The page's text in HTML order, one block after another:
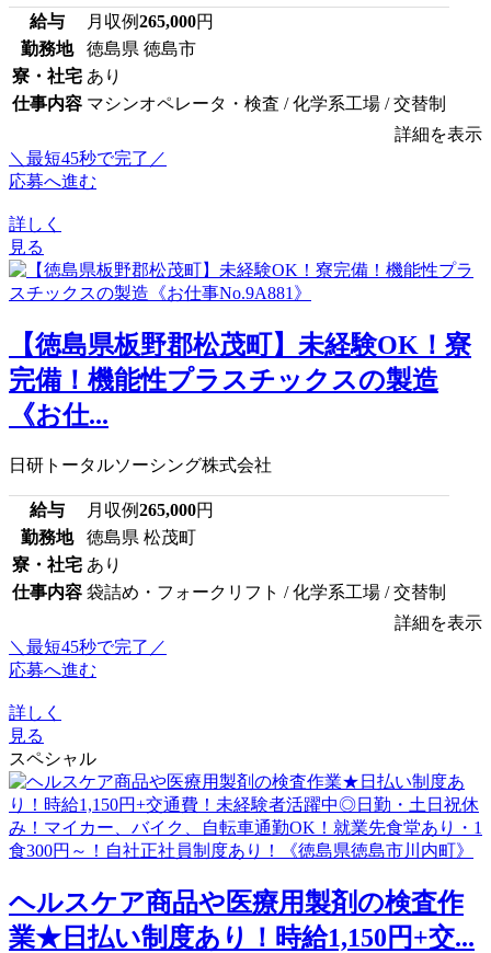
給与 月収例265,000円
勤務地
徳島県 徳島市
寮・社宅 あり
仕事内容 マシンオペレータ・検査 / 化学系工場 / 交替制
詳細を表示
＼最短45秒で完了／
応募へ進む
詳しく
見る
【徳島県板野郡松茂町】未経験OK！寮
完備！機能性プラスチックスの製造
《お仕...
日研トータルソーシング株式会社
給与 月収例265,000円
勤務地
徳島県 松茂町
寮・社宅 あり
仕事内容 袋詰め・フォークリフト / 化学系工場 / 交替制
詳細を表示
＼最短45秒で完了／
応募へ進む
詳しく
見る
スペシャル
ヘルスケア商品や医療用製剤の検査作
業★日払い制度あり！時給1,150円+交...